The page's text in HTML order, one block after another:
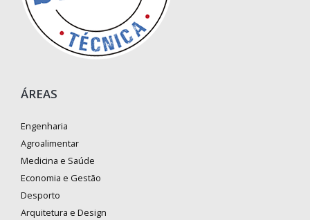
ÁREAS
Engenharia
Agroalimentar
Medicina e Saúde
Economia e Gestão
Desporto
Arquitetura e Design